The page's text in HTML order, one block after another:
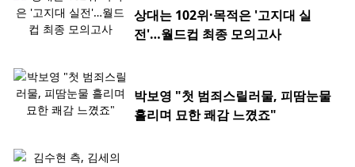
상대는 102위·목적은 '고지대 실
전'…월드컵 최종 모의고사
박보영 "첫 범죄스릴러물, 피땀눈물
흘리며 묘한 쾌감 느꼈죠"